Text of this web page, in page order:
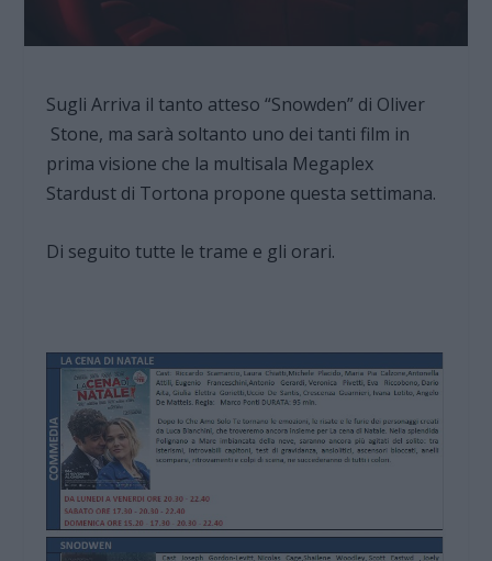
Sugli Arriva il tanto atteso “Snowden” di Oliver
Stone, ma sarà soltanto uno dei tanti film in
prima visione che la multisala Megaplex
Stardust di Tortona propone questa settimana.
Di seguito tutte le trame e gli orari.